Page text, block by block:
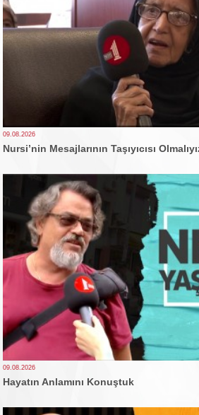
09.08.2026
Nursi’nin Mesajlarının Taşıyıcısı
09.08.2026
Hayatın Anlamını Konuştuk